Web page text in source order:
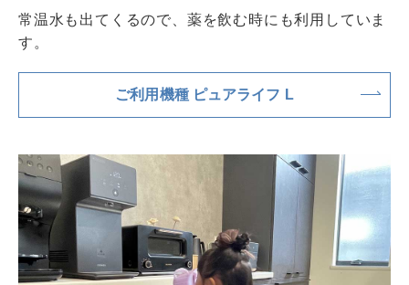
常温水も出てくるので、薬を飲む時にも利用していま
す。
ご利用機種 ピュアライフ L